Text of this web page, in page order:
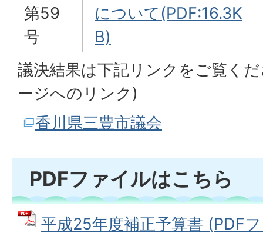
第59
号
について(PDF:16.3K
B)
議決結果は下記リンクをご覧く
ージへのリンク)
香川県三豊市議会
PDFファイルはこちら
平成25年度補正予算書 (PDF